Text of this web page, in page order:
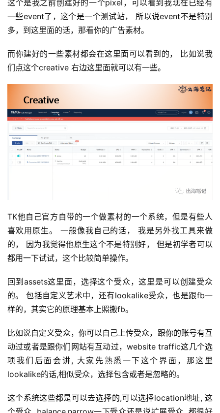
例
拆
解
操
盘
手
l
u
干
货
这个是我之前创建好的一个pixel，可以看到我现在已经有
一些event了，这个是一个测试站， 所以说event不是特别
多，到这里面的话，那看你的广告素材。
而你建好的一些素材都会在这里面可以看到的， 比如说我
们点这个creative 右边这里面就可以有一些。
TK他自己官方自带的一个做素材的一个系统，但是有些人
喜欢用原生。 一般像我自己的话， 我是另外找工具来做
的， 因为我觉得他原生这个不是特别好， 但是初学者可以
都用一下试试，这个比较简单操作。
回到assets这里面，选择这个受众，这里是可以创建受众
的。 包括自定义艺术中，还有lookalike受众，也是跟fb一
样的，其实它的原理基本上照搬fb。
比如说自定义受众，你可以自己上传受众，跟你的账号有互
动过或者是跟你们网站有互动过，website traffic这几个选
项我们后面会讲, 大家先熟悉一下这个界面，那这里
lookalike的话,相似受众，选择包含或者是忽略的。
这个系统这些都是可以去选择的,可以选择location地址, 这